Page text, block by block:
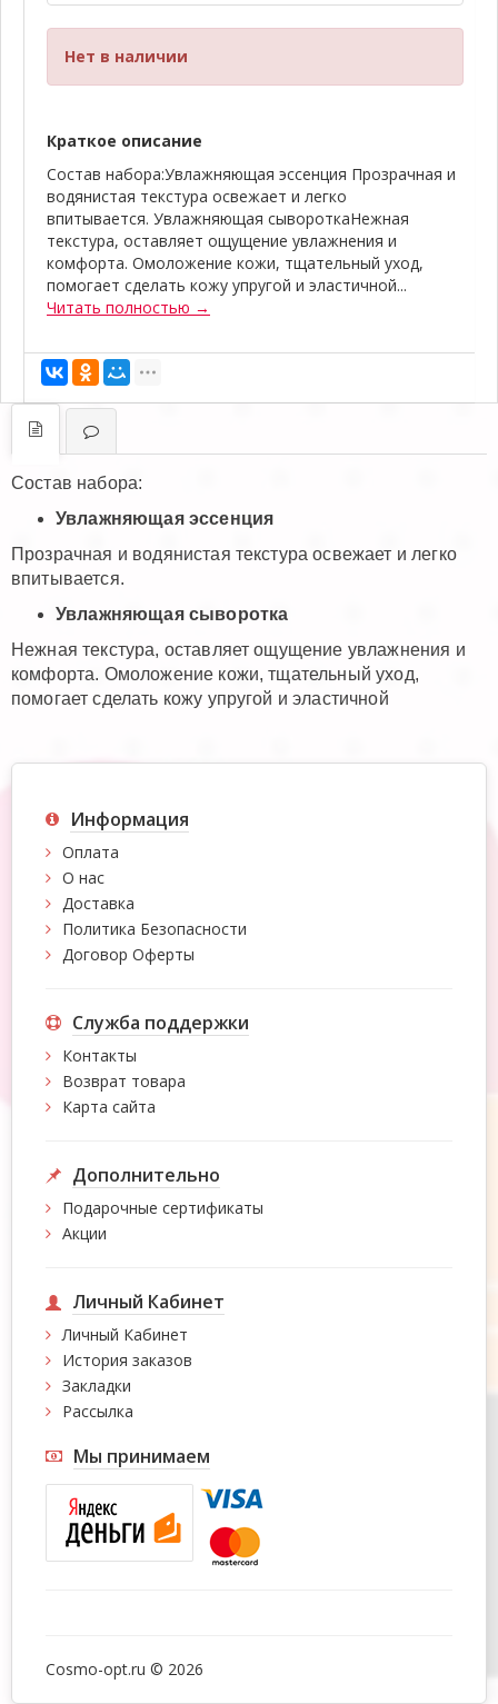
Нет в наличии
Краткое описание
Состав набора:Увлажняющая эссенция Прозрачная и
водянистая текстура освежает и легко
впитывается. Увлажняющая сывороткаНежная
текстура, оставляет ощущение увлажнения и
комфорта. Омоложение кожи, тщательный уход,
помогает сделать кожу упругой и эластичной...
Читать полностью →
Состав набора:
Увлажняющая эссенция
Прозрачная и водянистая текстура освежает и легко
впитывается.
Увлажняющая сыворотка
Нежная текстура, оставляет ощущение увлажнения и
комфорта. Омоложение кожи, тщательный уход,
помогает сделать кожу упругой и эластичной
Информация
Оплата
О нас
Доставка
Политика Безопасности
Договор Оферты
Служба поддержки
Контакты
Возврат товара
Карта сайта
Дополнительно
Подарочные сертификаты
Акции
Личный Кабинет
Личный Кабинет
История заказов
Закладки
Рассылка
Мы принимаем
Cosmo-opt.ru © 2026